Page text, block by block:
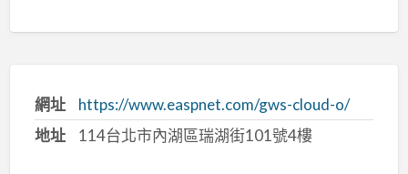
網址
https://www.easpnet.com/gws-cloud-o/
地址
114台北市內湖區瑞湖街101號4樓